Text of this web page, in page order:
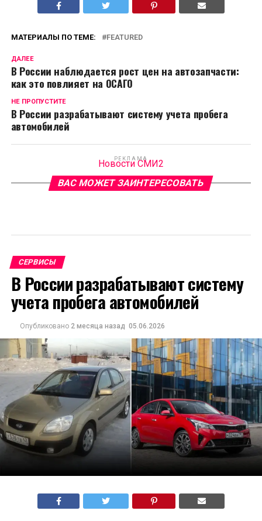
МАТЕРИАЛЫ ПО ТЕМЕ: FEATURED
ДАЛЕЕ
В России наблюдается рост цен на автозапчасти:
как это повлияет на ОСАГО
НЕ ПРОПУСТИТЕ
В России разрабатывают систему учета пробега
автомобилей
РЕКЛАМА
Новости СМИ2
ВАС МОЖЕТ ЗАИНТЕРЕСОВАТЬ
СЕРВИСЫ
В России разрабатывают систему
учета пробега автомобилей
Опубликовано 2 месяца назад 05.06.2026